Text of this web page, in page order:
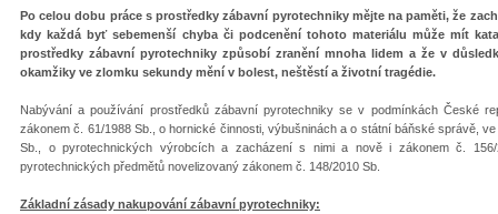
Po celou dobu práce s prostředky zábavní pyrotechniky mějte na paměti, že
kdy každá byť sebemenší chyba či podcenění tohoto materiálu může mít
prostředky zábavní pyrotechniky způsobí zranění mnoha lidem a že v
okamžiky ve zlomku sekundy mění v bolest, neštěstí a životní tragédie.
Nabývání a používání prostředků zábavní pyrotechniky se v podmínkách České
zákonem č. 61/1988 Sb., o hornické činnosti, výbušninách a o státní báňské správě,
Sb., o pyrotechnických výrobcích a zacházení s nimi a nově i zákonem č.
pyrotechnických předmětů novelizovaný zákonem č. 148/2010 Sb.
Základní zásady nakupování zábavní pyrotechniky: